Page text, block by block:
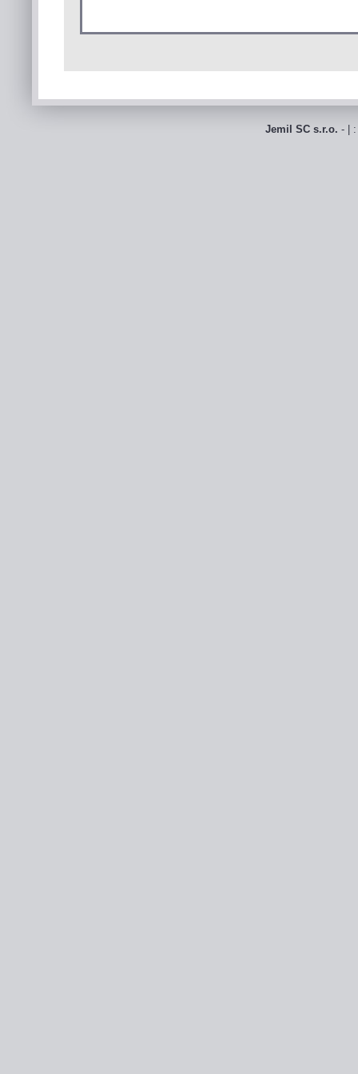
Jemil SC s.r.o. - |